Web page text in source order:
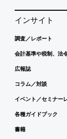
インサイト
調査／レポート
会計基準や税制、法
広報誌
コラム／対談
イベント／セミナー
各種ガイドブック
書籍